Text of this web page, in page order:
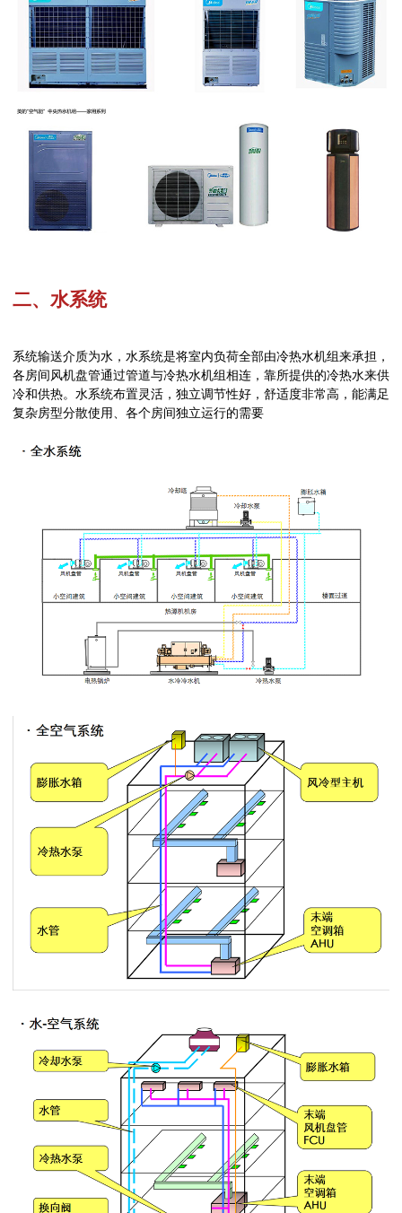
二、水系统
系统输送介质为水，水系统是将室内负荷全部由冷热水机组来承担，
各房间风机盘管通过管道与冷热水机组相连，靠所提供的冷热水来供
冷和供热。水系统布置灵活，独立调节性好，舒适度非常高，能满足
复杂房型分散使用、各个房间独立运行的需要